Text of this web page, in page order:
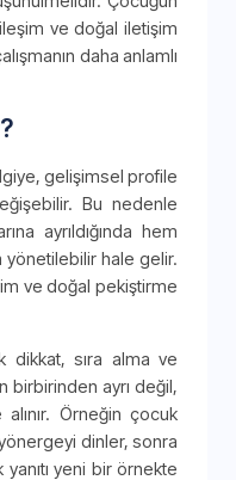
ve doğal iletişim
daha anlamlı
gelişimsel profile
Bu nedenle
ayrıldığında hem
yönetilebilir hale gelir.
ve doğal pekiştirme
dikkat, sıra alma ve
birbirinden ayrı değil,
Örneğin çocuk
dinler, sonra
yeni bir örnekte